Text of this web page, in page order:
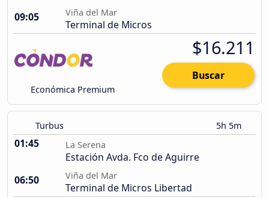
09:05
Viña del Mar
Terminal de Micros
Económica Premium
$16.211
Buscar
Turbus 5h 5m
01:45 La Serena
Estación Avda. Fco de Aguirre
06:50
Viña del Mar
Terminal de Micros Libertad